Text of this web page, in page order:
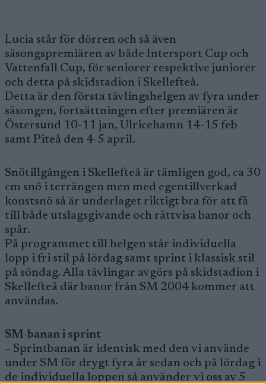
Lucia står för dörren och så även
säsongspremiären av både Intersport Cup och
Vattenfall Cup, för seniorer respektive juniorer
och detta på skidstadion i Skellefteå.
Detta är den första tävlingshelgen av fyra under
säsongen, fortsättningen efter premiären är
Östersund 10-11 jan, Ulricehamn 14-15 feb
samt Piteå den 4-5 april.
Snötillgången i Skellefteå är tämligen god, ca 30
cm snö i terrängen men med egentillverkad
konstsnö så är underlaget riktigt bra för att få
till både utslagsgivande och rättvisa banor och
spår.
På programmet till helgen står individuella
lopp i fri stil på lördag samt sprint i klassisk stil
på söndag. Alla tävlingar avgörs på skidstadion i
Skellefteå där banor från SM 2004 kommer att
användas.
SM-banan i sprint
– Sprintbanan är identisk med den vi använde
under SM för drygt fyra år sedan och på lördag i
de individuella loppen så använder vi oss av 5